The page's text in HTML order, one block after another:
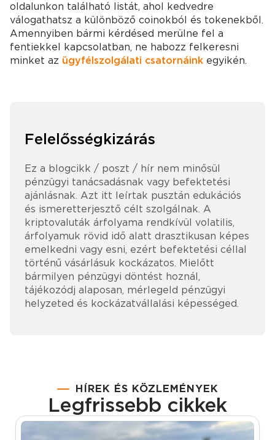
oldalunkon található listát, ahol kedvedre
válogathatsz a különböző coinokból és tokenekből.
Amennyiben bármi kérdésed merülne fel a
fentiekkel kapcsolatban, ne habozz felkeresni
minket az ügyfélszolgálati csatornáink egyikén.
Felelősségkizárás
Ez a blogcikk / poszt / hír nem minősül
pénzügyi tanácsadásnak vagy befektetési
ajánlásnak. Azt itt leírtak pusztán edukációs
és ismeretterjesztő célt szolgálnak. A
kriptovaluták árfolyama rendkívül volatilis,
árfolyamuk rövid idő alatt drasztikusan képes
emelkedni vagy esni, ezért befektetési céllal
történű vásárlásuk kockázatos. Mielőtt
bármilyen pénzügyi döntést hoznál,
tájékozódj alaposan, mérlegeld pénzügyi
helyzeted és kockázatvállalási képességed.
HÍREK ÉS KÖZLEMÉNYEK
Legfrissebb cikkek